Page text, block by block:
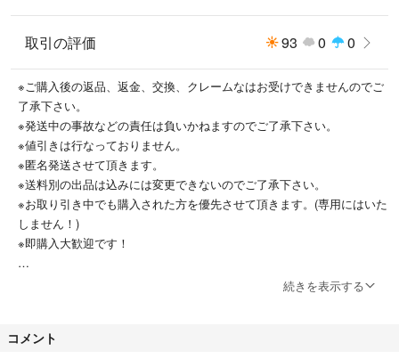
取引の評価 93 0 0
※ご購入後の返品、返金、交換、クレームなはお受けできませんのでご
了承下さい。
※発送中の事故などの責任は負いかねますのでご了承下さい。
※値引きは行なっておりません。
※匿名発送させて頂きます。
※送料別の出品は込みには変更できないのでご了承下さい。
※お取り引き中でも購入された方を優先させて頂きます。(専用にはいた
しません！)
※即購入大歓迎です！
小さい子供がいるので返信、発送に時間がかかってしまうことがあるか
い致します(o^^o)
続きを表示する
コメント